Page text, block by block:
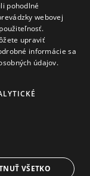
VYHRADENÉ.
pohodlné
webovej
upraviť
informácie sa
údajov.
VŠETKO